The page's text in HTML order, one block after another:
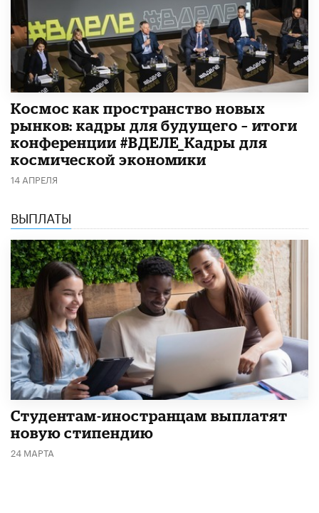
Космос как пространство новых
рынков: кадры для будущего – итоги
конференции #ВДЕЛЕ_Кадры для
космической экономики
14 АПРЕЛЯ
ВЫПЛАТЫ
Студентам-иностранцам выплатят
новую стипендию
24 МАРТА